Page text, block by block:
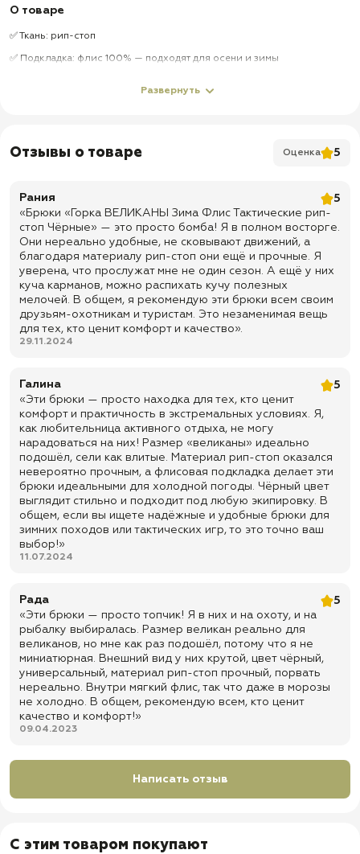
О товаре
✅ Ткань: рип-стоп
✅ Подкладка: флис 100% — подходят для осени и зимы
✅ Шлевки: широкие, под ремень
✅ Колени: скрытый карман для установки дополнительной защиты
или непромокаемого материала
✅ Низ брюк: стопы на резинке
✅ Передние карманы: 2 прорезных кармана на пуговице
✅ Боковые карманы: 2 кармана с клапаном на пуговице
✅ Задний карман: 1 горизонтальный карман на молнии
✅ Цвет: черный
✅ Размерная категория: Великан — большие размеры 64–66, 68–70,
✅ Назначение: зимние тактические брюки Горка Великан из ткани
рип-стоп с флисовой подкладкой для рыбалки, охоты, туризма,
полевых условий и активной носки
✅ Доставка по всей России
✅ Быстрая отправка
Развернуть
Отзывы о товаре Оценка 5
Рания
5
«Брюки «Горка ВЕЛИКАНЫ Зима Флис Тактические рип-
стоп Чёрные» — это просто бомба! Я в полном восторге.
Они нереально удобные, не сковывают движений, а
благодаря материалу рип-стоп они ещё и прочные. Я
уверена, что прослужат мне не один сезон. А ещё у них
куча карманов, можно распихать кучу полезных
мелочей. В общем, я рекомендую эти брюки всем своим
друзьям-охотникам и туристам. Это незаменимая вещь
для тех, кто ценит комфорт и качество».
29.11.2024
Галина
5
«Эти брюки — просто находка для тех, кто ценит
комфорт и практичность в экстремальных условиях. Я,
как любительница активного отдыха, не могу
нарадоваться на них! Размер «великаны» идеально
подошёл, сели как влитые. Материал рип-стоп оказался
невероятно прочным, а флисовая подкладка делает эти
брюки идеальными для холодной погоды. Чёрный цвет
выглядит стильно и подходит под любую экипировку. В
общем, если вы ищете надёжные и удобные брюки для
зимних походов или тактических игр, то это точно ваш
выбор!»
11.07.2024
Рада
5
«Эти брюки — просто топчик! Я в них и на охоту, и на
рыбалку выбиралась. Размер великан реально для
великанов, но мне как раз подошёл, потому что я не
миниатюрная. Внешний вид у них крутой, цвет чёрный,
универсальный, материал рип-стоп прочный, порвать
нереально. Внутри мягкий флис, так что даже в морозы
не холодно. В общем, рекомендую всем, кто ценит
качество и комфорт!»
09.04.2023
Написать отзыв
С этим товаром покупают